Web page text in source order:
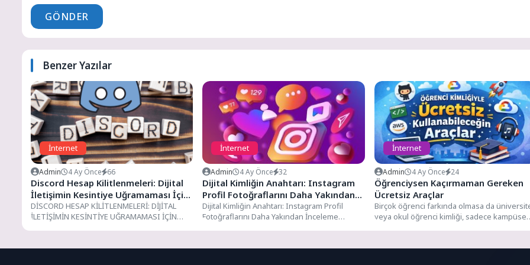
GÖNDER
Benzer Yazılar
İnternet
Admin 4 Ay Önce 66
Discord Hesap Kilitlenmeleri: Dijital
İletişimin Kesintiye Uğramaması İçin
Kapsamlı Rehber
DİSCORD HESAP KİLİTLENMELERİ: DİJİTAL
İLETİŞİMİN KESİNTİYE UĞRAMAMASI İÇİN
İnternet
Admin 4 Ay Önce 32
Dijital Kimliğin Anahtarı: Instagram
Profil Fotoğraflarını Daha Yakından
İnceleme Rehberi
Dijital Kimliğin Anahtarı: Instagram Profil
Fotoğraflarını Daha Yakından İnceleme
İnternet
Admin 4 Ay Önce 24
Öğrenciysen Kaçırmaman Gereken
Ücretsiz Araçlar
Birçok öğrenci farkında olmasa da
veya okul öğrenci kimliği, sadece kampüse